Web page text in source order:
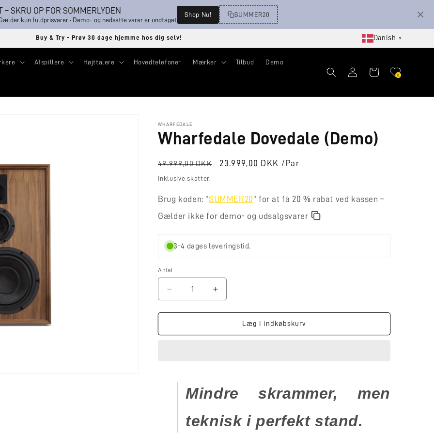
– SKRU OP FOR SOMMERLYDEN
kun fuldprisvarer · Demo- og nedsatte varer er undtaget
Shop Nu! SUMMER20
Buy & Try - Prøv 30 dage hjemme hos dig selv! Danish ▼
Afspillere Højttalere Hovedtelefoner Mærker Tilbud Demo
ind
Indkøbskurv
0
WHARFEDALE
Wharfedale Dovedale (Demo)
Normalpris
49.999,00 DKK Udsalgspris
23.999,00 DKK /Par
Inklusive skatter.
Brug koden: "SUMMER20" for at få 20 % rabat ved kassen –
Gælder ikke for demo- og udsalgsvarer
Antal
Reducer
antallet
for
Dovedale
Øg
antallet
for
Wharfedale
Dovedale
Læg i indkøbskurv
Mindre skrammer, men
teknisk i perfekt stand.